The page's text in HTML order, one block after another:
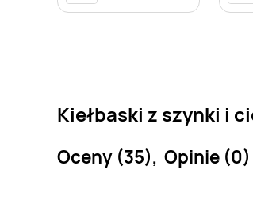
Kiełbaski z szynki i
Oceny (35), Opinie (0)